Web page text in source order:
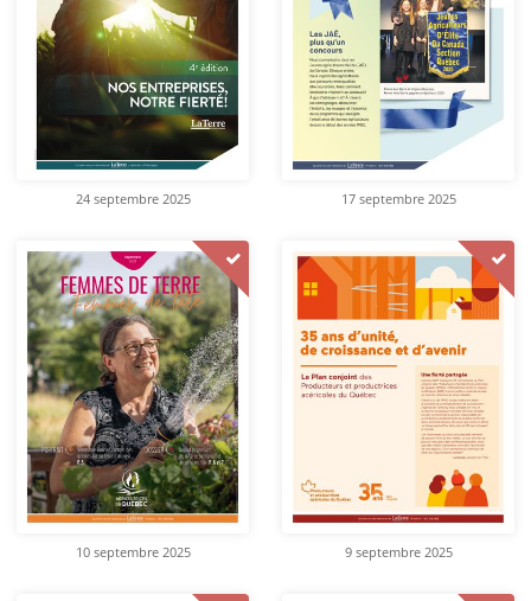
24 septembre 2025 17 septembre 2025
10 septembre 2025 9 septembre 2025